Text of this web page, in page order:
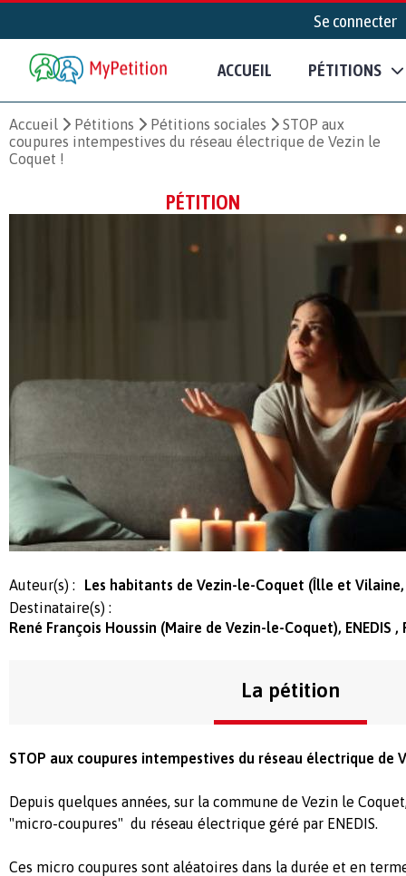
Se connecter
ACCUEIL PÉTITIONS
Accueil Pétitions Pétitions sociales
STOP aux
coupures intempestives du réseau électrique de Vezin le
Coquet !
PÉTITION
Auteur(s) :
Les habitants de Vezin-le-Coquet (Îlle et
Destinataire(s) :
René François Houssin (Maire de Vezin-le-Coquet), ENEDIS
La pétition
STOP aux coupures intempestives du réseau électrique de
Depuis quelques années, sur la commune de Vezin le
"micro-coupures" du réseau électrique géré par ENEDIS.
Ces micro coupures sont aléatoires dans la durée et en